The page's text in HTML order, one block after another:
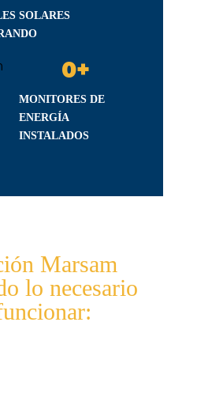
SOLARES
0+
MONITORES DE
ENERGÍA
INSTALADOS
Marsam
lo necesario